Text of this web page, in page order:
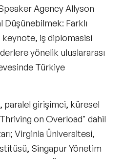
Agency Allyson
Farklı
keynote, iş diplomasisi
yönelik uluslararası
Türkiye
paralel girişimci, küresel
on Overload" dahil
Virginia Üniversitesi,
Singapur Yönetim